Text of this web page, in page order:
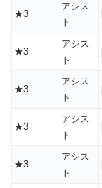
★3
アシス
ト
★3
アシス
ト
★3
アシス
ト
★3
アシス
ト
★3
アシス
ト